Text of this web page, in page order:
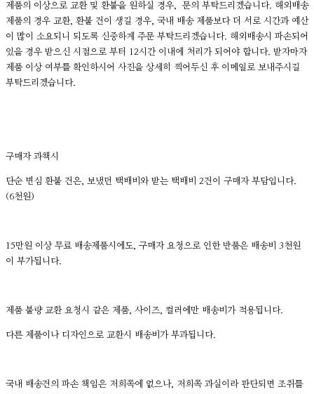
제품의 이상으로 교환 및 환불을 원하실 경우, 문의 부탁드리겠습니다. 해외배송
제품의 경우 교환, 환불 건이 생길 경우, 국내 배송 제품보다 더 서로 시간과 예산
이 많이 소요되니 되도록 신중하게 주문 부탁드리겠습니다. 해외배송시 파손되어
있을 경우 받으신 시점으로 부터 12시간 이내에 처리가 되어야 합니다. 받자마자
제품 이상 여부를 확인하시어 사진을 상세히 찍어두신 후 이메일로 보내주시길
부탁드리겠습니다.
구매자 과책시
단순 변심 환불 건은, 보냈던 택배비와 받는 택배비 2건이 구매자 부담입니다.
(6천원)
15만원 이상 무료 배송제품시에도, 구매자 요청으로 인한 반품은 배송비 3천원
이 부가됩니다.
제품 불량 교환 요청시 같은 제품, 사이즈, 컬러에만 배송비가 적용됩니다.
다른 제품이나 디자인으로 교환시 배송비가 부과됩니다.
국내 배송건의 파손 책임은 저희쪽에 없으나, 저희쪽 과실이라 판단되면 조취를